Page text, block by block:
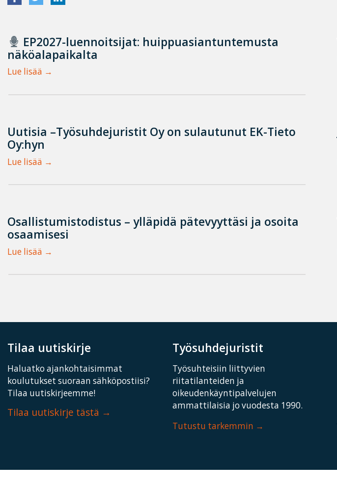
EP2027-luennoitsijat: huippuasiantuntemusta
näköalapaikalta
Lue lisää
Uutisia –Työsuhdejuristit Oy on sulautunut EK-Tieto
Oy:hyn
Lue lisää
Osallistumistodistus – ylläpidä pätevyyttäsi ja osoita
osaamisesi
Lue lisää
Tilaa uutiskirje
Haluatko ajankohtaisimmat
koulutukset suoraan sähköpostiisi?
Tilaa uutiskirjeemme!
Tilaa uutiskirje tästä
Työsuhdejuristit
Työsuhteisiin liittyvien
riitatilanteiden ja
oikeudenkäyntipalvelujen
ammattilaisia jo vuodesta 1990.
Tutustu tarkemmin